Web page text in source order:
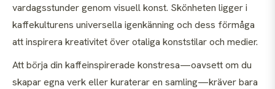
vardagsstunder genom visuell konst. Skönheten ligger i
kaffekulturens universella igenkänning och dess förmåga
att inspirera kreativitet över otaliga konststilar och medier.
Att börja din kaffeinspirerade konstresa—oavsett om du
skapar egna verk eller kuraterar en samling—kräver bara